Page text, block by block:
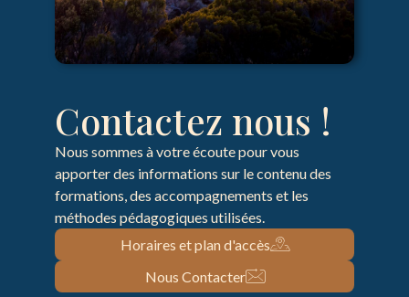
Contactez nous !
Nous sommes à votre écoute pour vous
apporter des informations sur le contenu des
formations, des accompagnements et les
méthodes pédagogiques utilisées.
Horaires et plan d'accès
Nous Contacter